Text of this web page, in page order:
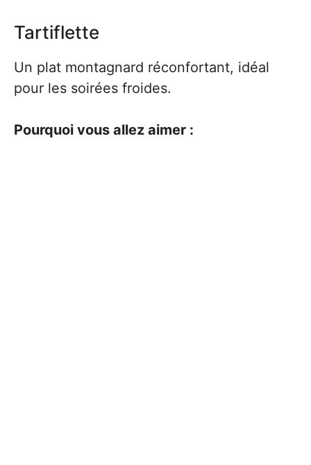
Tartiflette
Un plat montagnard réconfortant, idéal
pour les soirées froides.
Pourquoi vous allez aimer :